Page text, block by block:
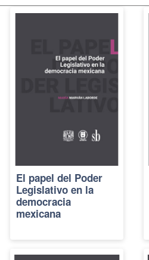
El papel del Poder
Legislativo en la
democracia
mexicana